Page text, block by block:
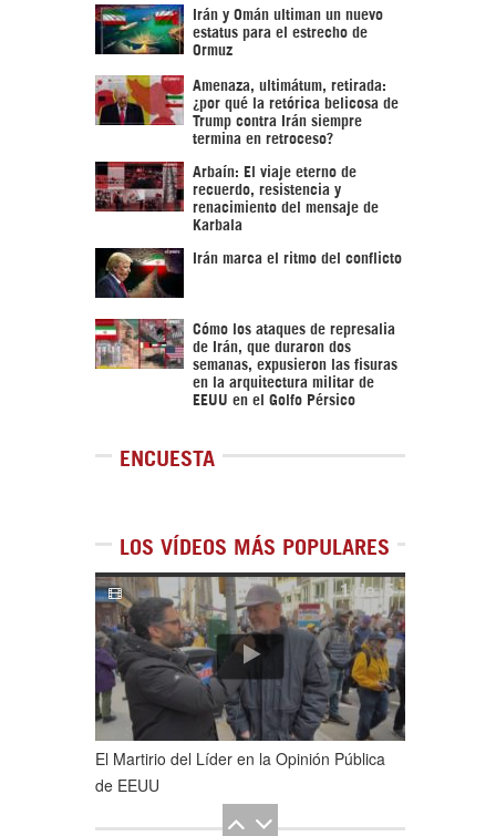
Irán y Omán ultiman un nuevo
estatus para el estrecho de
Ormuz
Amenaza, ultimátum, retirada:
¿por qué la retórica belicosa de
Trump contra Irán siempre
termina en retroceso?
Arbaín: El viaje eterno de
recuerdo, resistencia y
renacimiento del mensaje de
Karbala
Irán marca el ritmo del conflicto
Cómo los ataques de represalia
de Irán, que duraron dos
semanas, expusieron las fisuras
en la arquitectura militar de
EEUU en el Golfo Pérsico
ENCUESTA
LOS VÍDEOS MÁS POPULARES
1de5
El Martirio del Líder en la Opinión Pública
de EEUU